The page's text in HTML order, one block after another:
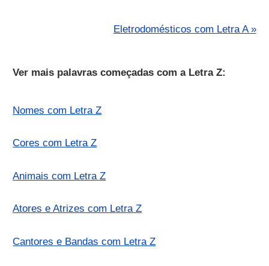
Eletrodomésticos com Letra A »
Ver mais palavras começadas com a Letra Z:
Nomes com Letra Z
Cores com Letra Z
Animais com Letra Z
Atores e Atrizes com Letra Z
Cantores e Bandas com Letra Z